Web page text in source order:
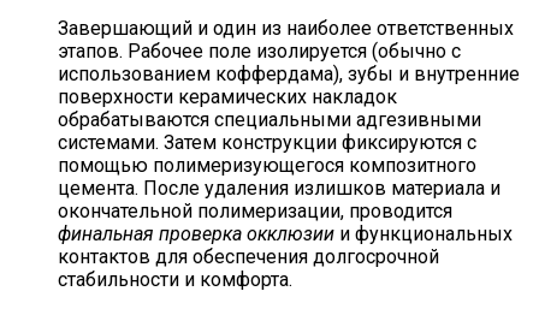
Завершающий и один из наиболее ответственных
этапов. Рабочее поле изолируется (обычно с
использованием коффердама), зубы и внутренние
поверхности керамических накладок
обрабатываются специальными адгезивными
системами. Затем конструкции фиксируются с
помощью полимеризующегося композитного
цемента. После удаления излишков материала и
окончательной полимеризации, проводится
финальная проверка окклюзии и функциональных
контактов для обеспечения долгосрочной
стабильности и комфорта.